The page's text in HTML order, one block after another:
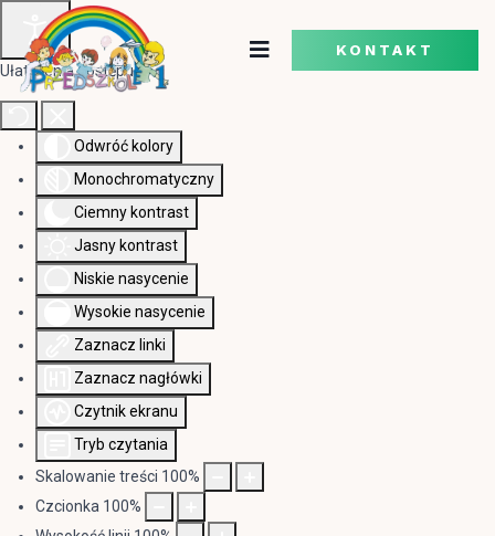
Ułatwienia dostępu
Odwróć kolory
Monochromatyczny
Ciemny kontrast
Jasny kontrast
Niskie nasycenie
Wysokie nasycenie
Zaznacz linki
Zaznacz nagłówki
Czytnik ekranu
Tryb czytania
Skalowanie treści 100%
Czcionka 100%
KONTAKT